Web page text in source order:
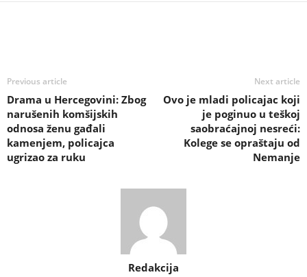
Previous article
Drama u Hercegovini: Zbog
narušenih komšijskih
odnosa ženu gađali
kamenjem, policajca
ugrizao za ruku
Next article
Ovo je mladi policajac koji
je poginuo u teškoj
saobraćajnoj nesreći:
Kolege se opraštaju od
Nemanje
Redakcija